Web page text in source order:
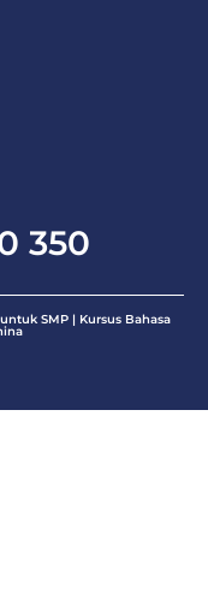
350
SMP | Kursus Bahasa